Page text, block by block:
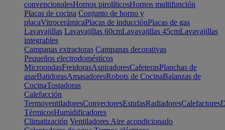
convencionalesHornos pirolíticosHornos multifunción
Placas de cocina Conjunto de horno y
placaVitrocerámicaPlacas de inducciónPlacas de gas
Lavavajillas Lavavajillas 60cmLavavajillas 45cmLavavajillas
integrables
Campanas extractoras Campanas decorativas
Pequeños electrodomésticos
MicroondasFreidorasAspiradoresCafeterasPlanchas de
asarBatidorasAmasadoresRobots de CocinaBalanzas de
CocinaTostadoras
Calefacción
TermoventiladoresConvectoresEstufasRadiadoresCalefactores
TérmicosHumidificadores
Climatización Ventiladores Aire acondicionado